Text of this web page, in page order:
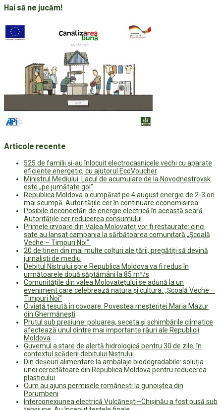
Hai să ne jucăm!
Articole recente
525 de familii și-au înlocuit electrocasnicele vechi cu aparate
eficiente energetic, cu ajutorul EcoVoucher
Ministrul Mediului: Lacul de acumulare de la Novodnestrovsk
este „pe jumătate gol”
Republica Moldova a cumpărat pe 4 august energie de 2-3 ori
mai scumpă. Autoritățile cer în continuare economisirea
Posibile deconectări de energie electrică în această seară.
Autoritățile cer reducerea consumului
Primele izvoare din Valea Molovateț vor fi restaurate: cinci
sate au lansat campania la sărbătoarea comunitară „Școală
Veche – Timpuri Noi”
20 de tineri din mai multe colțuri ale țării, pregătiți să devină
jurnaliști de mediu
Debitul Nistrului spre Republica Moldova va fi redus în
următoarele două săptămâni la 85 m³/s
Comunitățile din valea Molovatețului se adună la un
eveniment care celebrează natura și cultura: „Școală Veche –
Timpuri Noi”
O viață țesută în covoare. Povestea meșteriței Maria Mazur
din Ghermănești
Prutul sub presiune: poluarea, seceta și schimbările climatice
afectează unul dintre mai importante râuri ale Republicii
Moldova
Guvernul a stare de alertă hidrologică pentru 30 de zile, în
contextul scăderii debitului Nistrului
Din deșeuri alimentare la ambalaje biodegradabile: soluția
unei cercetătoare din Republica Moldova pentru reducerea
plasticului
Cum au ajuns permisele românești la gunoiștea din
Porumbeni
Interconexiunea electrică Vulcănești–Chișinău a fost pusă sub